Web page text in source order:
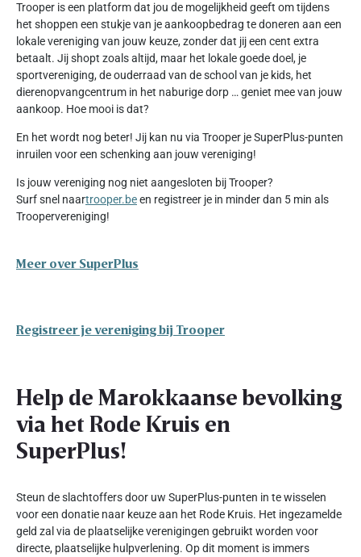
Trooper is een platform dat jou de mogelijkheid geeft om tijdens
het shoppen een stukje van je aankoopbedrag te doneren aan een
lokale vereniging van jouw keuze, zonder dat jij een cent extra
betaalt. Jij shopt zoals altijd, maar het lokale goede doel, je
sportvereniging, de ouderraad van de school van je kids, het
dierenopvangcentrum in het naburige dorp … geniet mee van jouw
aankoop. Hoe mooi is dat?
En het wordt nog beter! Jij kan nu via Trooper je SuperPlus-punten
inruilen voor een schenking aan jouw vereniging!
Is jouw vereniging nog niet aangesloten bij Trooper?
Surf snel naartrooper.been registreer je in minder dan 5 min als
Troopervereniging!
Meer over SuperPlus
Registreer je vereniging bij Trooper
Help de Marokkaanse bevolking
via het Rode Kruis en
SuperPlus!
Steun de slachtoffers door uw SuperPlus-punten in te wisselen
voor een donatie naar keuze aan het Rode Kruis. Het ingezamelde
geld zal via de plaatselijke verenigingen gebruikt worden voor
directe, plaatselijke hulpverlening. Op dit moment is immers